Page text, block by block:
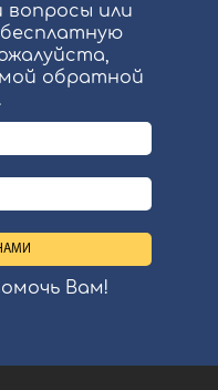
вопросы или
обратной
Вам!